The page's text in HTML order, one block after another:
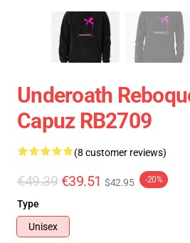
Underoath
Capuz RB2709
(8 customer reviews)
€49.39 €39.51 $42.95 -20%
Type
Unisex